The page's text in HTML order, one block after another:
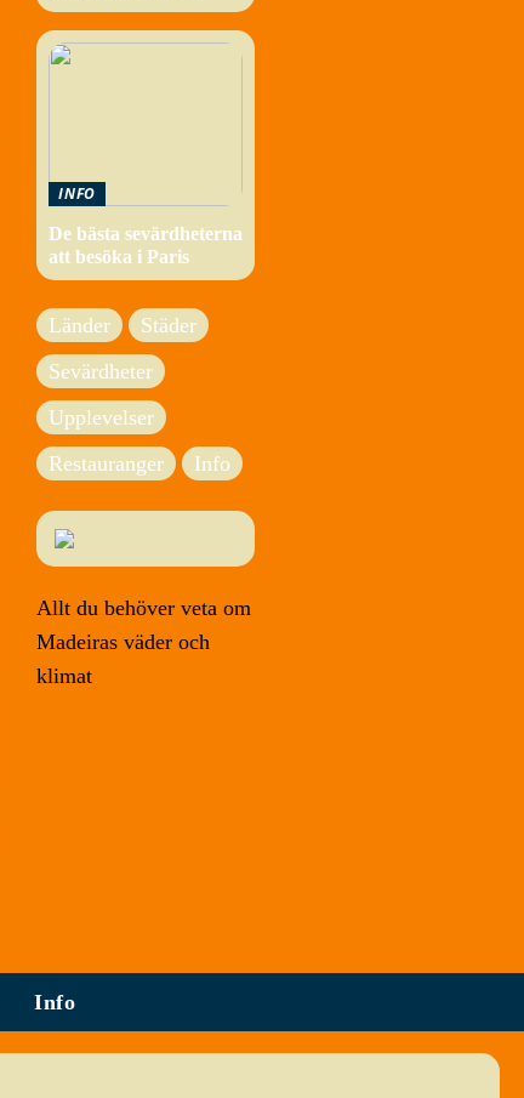
INFO
De bästa sevärdheterna
att besöka i Paris
Länder
Städer
Sevärdheter
Upplevelser
Restauranger
Info
Allt du behöver veta om
Madeiras väder och
klimat
Info